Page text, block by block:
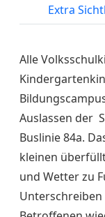
Extra
Alle
Auslassen der
Buslinie 84a.
kleinen
und Wetter zu
Unterschreiben